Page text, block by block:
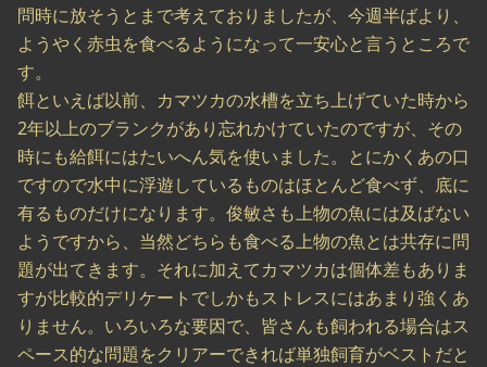
問時に放そうとまで考えておりましたが、今週半ばより、
ようやく赤虫を食べるようになって一安心と言うところで
す。
餌といえば以前、カマツカの水槽を立ち上げていた時から
2年以上のブランクがあり忘れかけていたのですが、その
時にも給餌にはたいへん気を使いました。とにかくあの口
ですので水中に浮遊しているものはほとんど食べず、底に
有るものだけになります。俊敏さも上物の魚には及ばない
ようですから、当然どちらも食べる上物の魚とは共存に問
題が出てきます。それに加えてカマツカは個体差もありま
すが比較的デリケートでしかもストレスにはあまり強くあ
りません。いろいろな要因で、皆さんも飼われる場合はス
ペース的な問題をクリアーできれば単独飼育がベストだと